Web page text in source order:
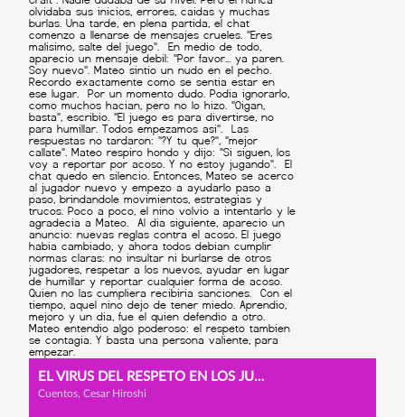
EL VIRUS DEL RESPETO EN LOS JUEGOS
Cuentos, Cesar Hiroshi